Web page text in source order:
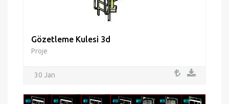
Gözetleme Kulesi 3d
Proje
30 Jan